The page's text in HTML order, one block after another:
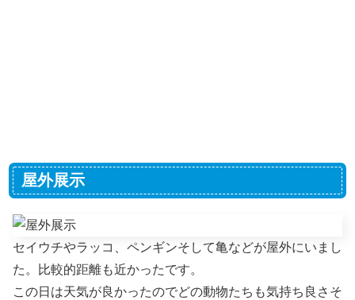
屋外展示
セイウチやラッコ、ペンギンそして亀などが屋外にいまし
た。比較的距離も近かったです。
この日は天気が良かったのでどの動物たちも気持ち良さそ